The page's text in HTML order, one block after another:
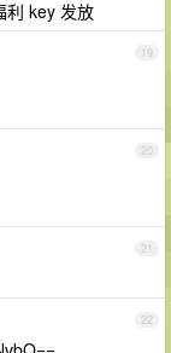
利 key 发放
19
20
21
22